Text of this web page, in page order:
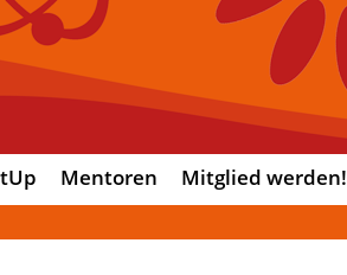
Mentoren Mitglied werden!